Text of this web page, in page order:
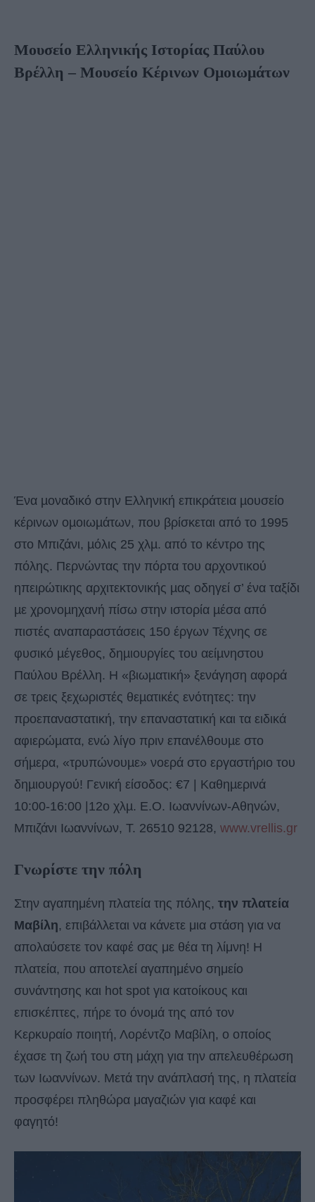
Μουσείο Ελληνικής Ιστορίας Παύλου
Βρέλλη – Μουσείο Κέρινων Ομοιωμάτων
Ένα µοναδικό στην Ελληνική επικράτεια µουσείο
κέρινων οµοιωµάτων, που βρίσκεται από το 1995
στο Μπιζάνι, µόλις 25 χλµ. από το κέντρο της
πόλης. Περνώντας την πόρτα του αρχοντικού
ηπειρώτικης αρχιτεκτονικής µας οδηγεί σ’ ένα ταξίδι
µε χρονοµηχανή πίσω στην ιστορία µέσα από
πιστές αναπαραστάσεις 150 έργων Τέχνης σε
φυσικό µέγεθος, δηµιουργίες του αείµνηστου
Παύλου Βρέλλη. Η «βιωµατική» ξενάγηση αφορά
σε τρεις ξεχωριστές θεµατικές ενότητες: την
προεπαναστατική, την επαναστατική και τα ειδικά
αφιερώµατα, ενώ λίγο πριν επανέλθουµε στο
σήµερα, «τρυπώνουµε» νοερά στο εργαστήριο του
δηµιουργού! Γενική είσοδος: €7 | Καθηµερινά
10:00-16:00 |12ο χλµ. Ε.Ο. Ιωαννίνων-Αθηνών,
Μπιζάνι Ιωαννίνων, Τ. 26510 92128, www.vrellis.gr
Γνωρίστε την πόλη
Στην αγαπημένη πλατεία της πόλης, την πλατεία
Μαβίλη, επιβάλλεται να κάνετε μια στάση για να
απολαύσετε τον καφέ σας με θέα τη λίμνη! Η
πλατεία, που αποτελεί αγαπημένο σημείο
συνάντησης και hot spot για κατοίκους και
επισκέπτες, πήρε το όνομά της από τον
Κερκυραίο ποιητή, Λορέντζο Μαβίλη, ο οποίος
έχασε τη ζωή του στη μάχη για την απελευθέρωση
των Ιωαννίνων. Μετά την ανάπλασή της, η πλατεία
προσφέρει πληθώρα μαγαζιών για καφέ και
φαγητό!